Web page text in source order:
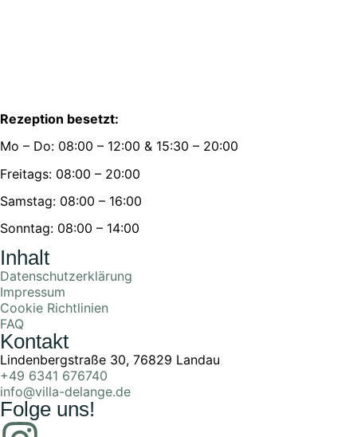
Rezeption besetzt:
Mo – Do: 08:00 – 12:00 & 15:30 – 20:00
Freitags: 08:00 – 20:00
Samstag: 08:00 – 16:00
Sonntag: 08:00 – 14:00
Inhalt
Datenschutzerklärung
Impressum
Cookie Richtlinien
FAQ
Kontakt
Lindenbergstraße 30, 76829 Landau
+49 6341 676740
info@villa-delange.de
Folge uns!